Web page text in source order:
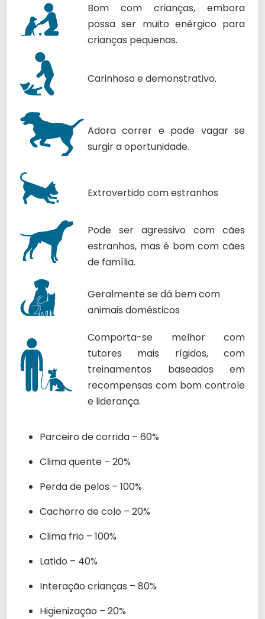
Bom com crianças, embora
possa ser muito enérgico para
crianças pequenas.
Carinhoso e demonstrativo.
Adora correr e pode vagar se
surgir a oportunidade.
Extrovertido com estranhos
Pode ser agressivo com cães
estranhos, mas é bom com cães
de família.
Geralmente se dá bem com
animais domésticos
Comporta-se melhor com
tutores mais rígidos, com
treinamentos baseados em
recompensas com bom controle
e liderança.
Parceiro de corrida – 60%
Clima quente – 20%
Perda de pelos – 100%
Cachorro de colo – 20%
Clima frio – 100%
Latido – 40%
Interação crianças – 80%
Higienização – 20%